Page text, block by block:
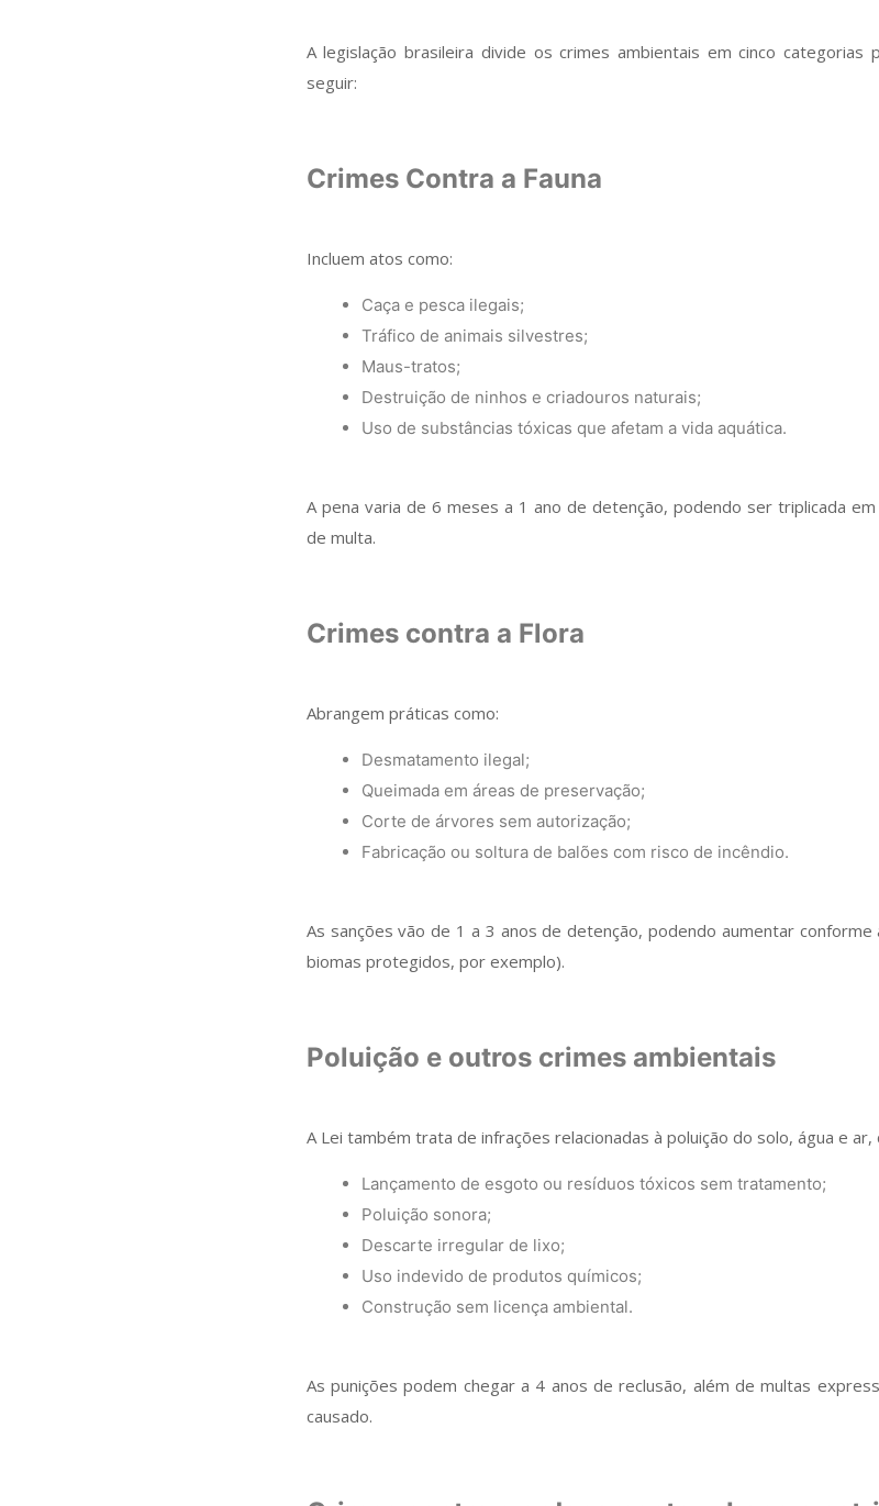
A legislação brasileira divide os crimes ambientais em cinco categorias
seguir:
Crimes Contra a Fauna
Incluem atos como:
Caça e pesca ilegais;
Tráfico de animais silvestres;
Maus-tratos;
Destruição de ninhos e criadouros naturais;
Uso de substâncias tóxicas que afetam a vida aquática.
A pena varia de 6 meses a 1 ano de detenção, podendo ser triplicada
de multa.
Crimes contra a Flora
Abrangem práticas como:
Desmatamento ilegal;
Queimada em áreas de preservação;
Corte de árvores sem autorização;
Fabricação ou soltura de balões com risco de incêndio.
As sanções vão de 1 a 3 anos de detenção, podendo aumentar
biomas protegidos, por exemplo).
Poluição e outros crimes ambientais
A Lei também trata de infrações relacionadas à poluição do solo, água e ar,
Lançamento de esgoto ou resíduos tóxicos sem tratamento;
Poluição sonora;
Descarte irregular de lixo;
Uso indevido de produtos químicos;
Construção sem licença ambiental.
As punições podem chegar a 4 anos de reclusão, além de multas
causado.